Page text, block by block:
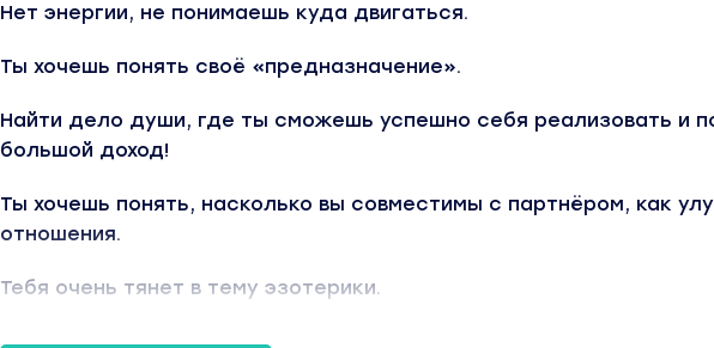
Нет энергии, не понимаешь куда двигаться.
Ты хочешь понять своё «предназначение».
Найти дело души, где ты сможешь успешно себя реализовать и
большой доход!
Ты хочешь понять, насколько вы совместимы с партнёром, как
отношения.
Тебя очень тянет в тему эзотерики.
Ты хочешь разобраться в себе, раскрыть свои таланты и сильные